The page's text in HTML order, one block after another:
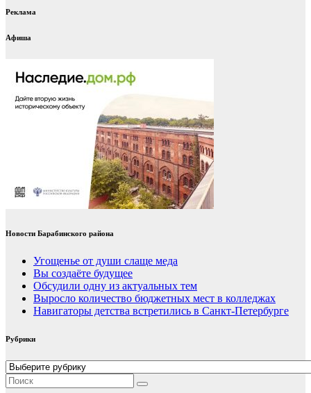
Реклама
Афиша
Новости Барабинского района
Угощенье от души слаще меда
Вы создаёте будущее
Обсудили одну из актуальных тем
Выросло количество бюджетных мест в колледжах
Навигаторы детства встретились в Санкт-Петербурге
Рубрики
Рубрики